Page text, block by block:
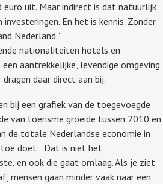
uit. Maar indirect is dat natuurlijk
En het is kennis. Zonder
Nederland."
nationaliteiten hotels en
aantrekkelijke, levendige omgeving
daar direct aan bij.
bij een grafiek van de toegevoegde
van toerisme groeide tussen 2010 en
de totale Nederlandse economie in
toe doet: "Dat is niet het
en ook die gaat omlaag. Als je ziet
mensen gaan minder vaak naar een